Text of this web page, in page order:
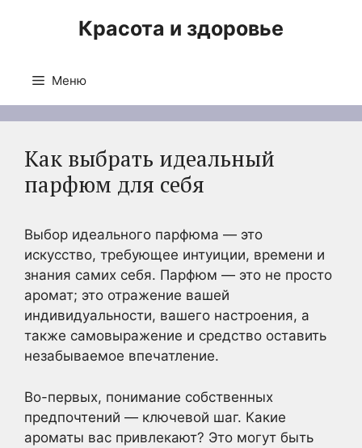
Красота и здоровье
Меню
Как выбрать идеальный
парфюм для себя
Выбор идеального парфюма — это
искусство, требующее интуиции, времени и
знания самих себя. Парфюм — это не просто
аромат; это отражение вашей
индивидуальности, вашего настроения, а
также самовыражение и средство оставить
незабываемое впечатление.
Во-первых, понимание собственных
предпочтений — ключевой шаг. Какие
ароматы вас привлекают? Это могут быть